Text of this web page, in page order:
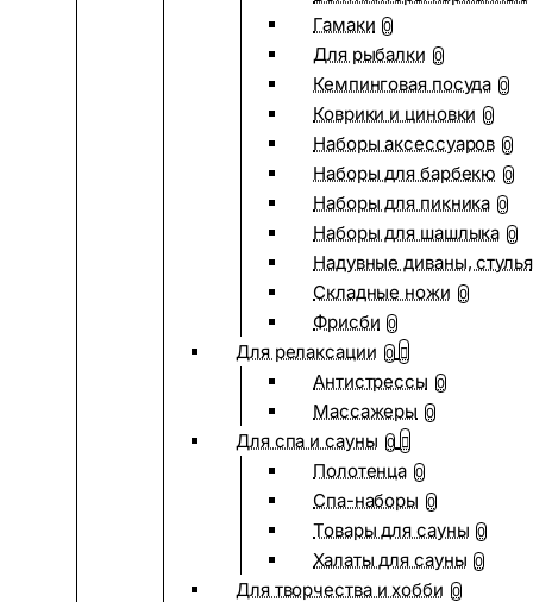
Гамаки 0
Для рыбалки 0
Кемпинговая посуда 0
Коврики и циновки 0
Наборы аксессуаров 0
Наборы для барбекю 0
Наборы для пикника 0
Наборы для шашлыка 0
Надувные диваны, стулья
Складные ножи 0
Фрисби 0
Для релаксации 0
Антистрессы 0
Массажеры 0
Для спа и сауны 0
Полотенца 0
Спа-наборы 0
Товары для сауны 0
Халаты для сауны 0
Для творчества и хобби 0